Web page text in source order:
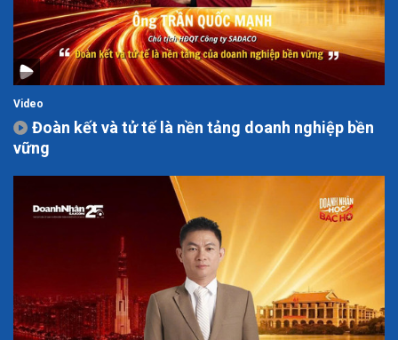
Video
Đoàn kết và tử tế là nền tảng doanh nghiệp bền
vững